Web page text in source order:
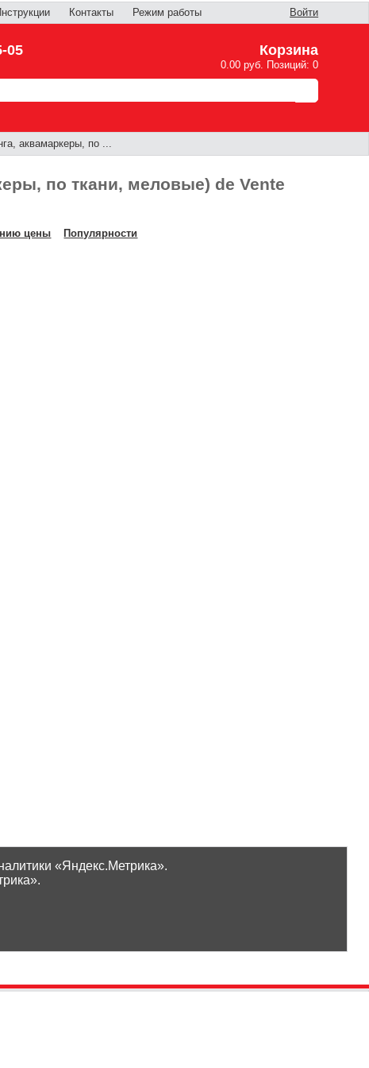
Контакты Режим работы Войти
05 Корзина
0.00 руб. Позиций: 0
аквамаркеры, по ...
по ткани, меловые) de Vente
цены Популярности
«Яндекс.Метрика».